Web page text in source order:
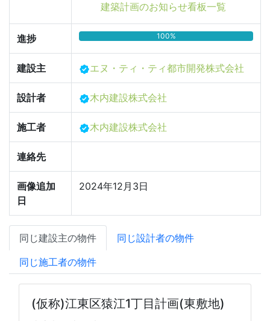
建築計画のお知らせ看板一覧
進捗 100%
建設主 エヌ・ティ・ティ都市開発株式会社
設計者 木内建設株式会社
施工者 木内建設株式会社
連絡先
画像追加
日
2024年12月3日
同じ建設主の物件
同じ設計者の物件
同じ施工者の物件
(仮称)江東区猿江1丁目計画(東敷地)